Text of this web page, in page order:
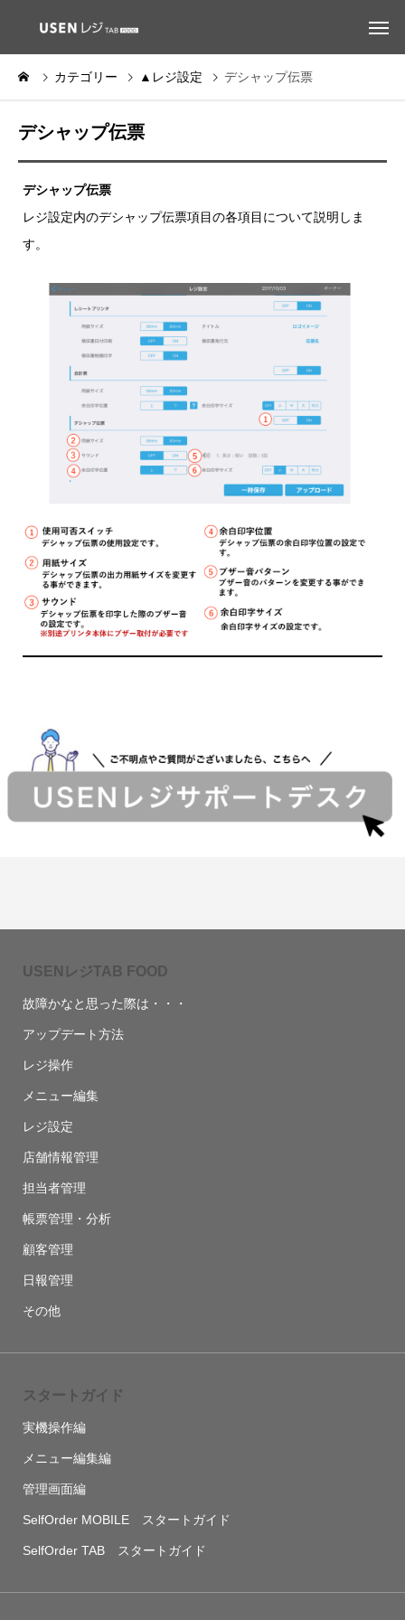
カテゴリー ▲レジ設定 デシャップ伝票
デシャップ伝票
デシャップ伝票
レジ設定内のデシャップ伝票項目の各項目について説明しま
す。
USENレジTAB FOOD
故障かなと思った際は・・・
アップデート方法
レジ操作
メニュー編集
レジ設定
店舗情報管理
担当者管理
帳票管理・分析
顧客管理
日報管理
その他
スタートガイド
実機操作編
メニュー編集編
管理画面編
SelfOrder MOBILE スタートガイド
SelfOrder TAB スタートガイド